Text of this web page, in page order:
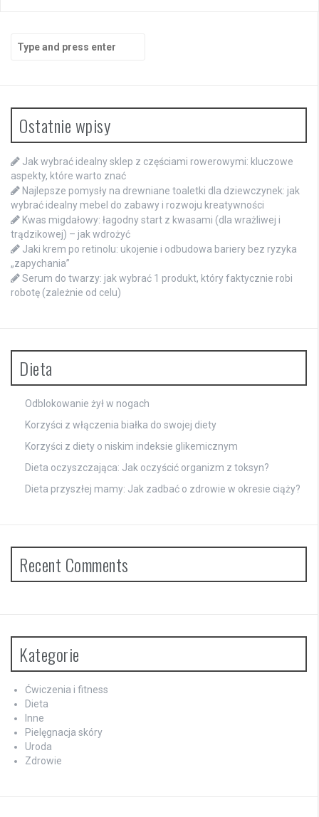
for:
Ostatnie wpisy
Jak wybrać idealny sklep z częściami rowerowymi: kluczowe
aspekty, które warto znać
Najlepsze pomysły na drewniane toaletki dla dziewczynek: jak
wybrać idealny mebel do zabawy i rozwoju kreatywności
Kwas migdałowy: łagodny start z kwasami (dla wrażliwej i
trądzikowej) – jak wdrożyć
Jaki krem po retinolu: ukojenie i odbudowa bariery bez ryzyka
„zapychania”
Serum do twarzy: jak wybrać 1 produkt, który faktycznie robi
robotę (zależnie od celu)
Dieta
Odblokowanie żył w nogach
Korzyści z włączenia białka do swojej diety
Korzyści z diety o niskim indeksie glikemicznym
Dieta oczyszczająca: Jak oczyścić organizm z toksyn?
Dieta przyszłej mamy: Jak zadbać o zdrowie w okresie ciąży?
Recent Comments
Kategorie
Ćwiczenia i fitness
Dieta
Inne
Pielęgnacja skóry
Uroda
Zdrowie